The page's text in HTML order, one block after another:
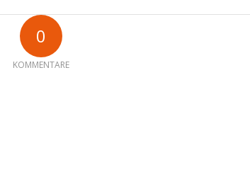
0
KOMMENTARE